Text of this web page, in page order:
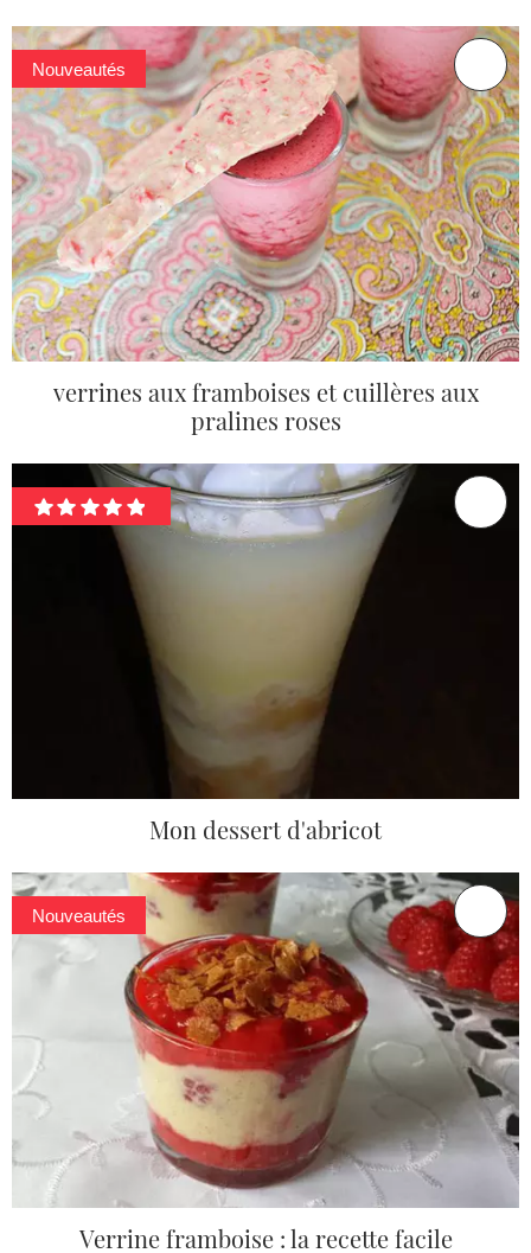
Nouveautés
verrines aux framboises et cuillères aux
pralines roses
Mon dessert d'abricot
Nouveautés
Verrine framboise : la recette facile